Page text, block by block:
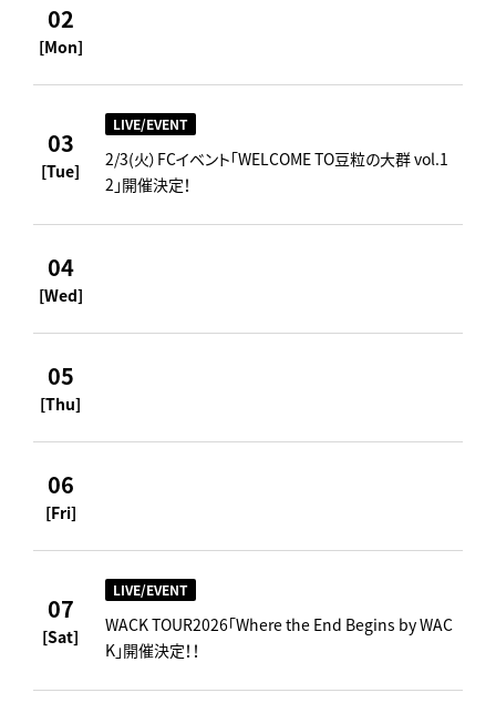
02
[Mon]
03
[Tue]
LIVE/EVENT
2/3(火）FCイベント「WELCOME TO豆粒の大群 vol.1
2」開催決定！
04
[Wed]
05
[Thu]
06
[Fri]
07
[Sat]
LIVE/EVENT
WACK TOUR2026「Where the End Begins by WAC
K」開催決定！！